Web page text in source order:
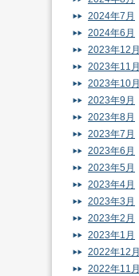
2024年7月
2024年6月
2023年12月
2023年11月
2023年10月
2023年9月
2023年8月
2023年7月
2023年6月
2023年5月
2023年4月
2023年3月
2023年2月
2023年1月
2022年12月
2022年11月